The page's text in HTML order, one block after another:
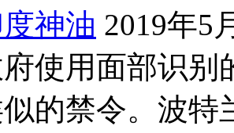
神油 2019年5
府使用面部识
的禁令。波特